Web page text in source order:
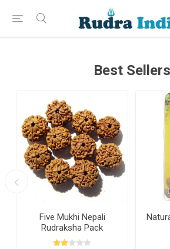
Best Sellers
Five Mukhi Nepali
Rudraksha Pack